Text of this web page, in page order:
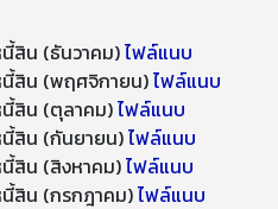
สิน (ธันวาคม)ไฟล์แนบ
นี้สิน (พฤศจิกายน)ไฟล์แนบ
สิน (ตุลาคม)ไฟล์แนบ
สิน (กันยายน)ไฟล์แนบ
สิน (สิงหาคม)ไฟล์แนบ
สิน (กรกฎาคม)ไฟล์แนบ